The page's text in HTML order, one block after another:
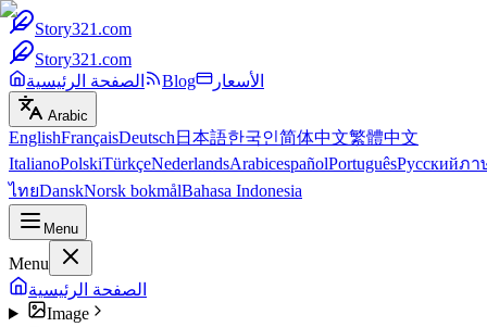
Story321.com
Story321.com
الصفحة الرئيسية
Blog الأسعار
Arabic
EnglishFrançaisDeutsch 日本語한국인简体中文繁體中文
ItalianoPolskiTürkçeNederlandsArabicespañolPortuguêsРусскийภา
ไทยDanskNorsk bokmålBahasa Indonesia
Menu
Menu
الصفحة الرئيسية
Image